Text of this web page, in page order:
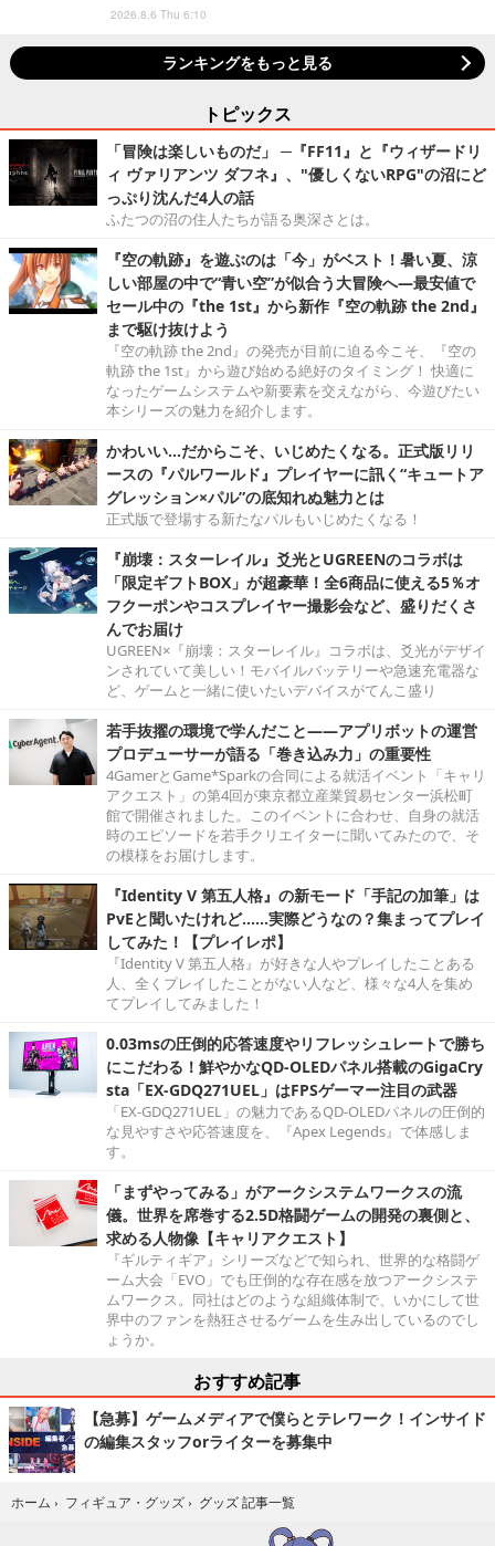
2026.8.6 Thu 6:10
ランキングをもっと見る
トピックス
「冒険は楽しいものだ」 ─『FF11』と『ウィザードリ
ィ ヴァリアンツ ダフネ』、"優しくないRPG"の沼にど
っぷり沈んだ4人の話
ふたつの沼の住人たちが語る奥深さとは。
『空の軌跡』を遊ぶのは「今」がベスト！暑い夏、涼
しい部屋の中で“青い空”が似合う大冒険へ―最安値で
セール中の『the 1st』から新作『空の軌跡 the 2nd』
まで駆け抜けよう
『空の軌跡 the 2nd』の発売が目前に迫る今こそ、『空の
軌跡 the 1st』から遊び始める絶好のタイミング！ 快適に
なったゲームシステムや新要素を交えながら、今遊びたい
本シリーズの魅力を紹介します。
かわいい…だからこそ、いじめたくなる。正式版リリ
ースの『パルワールド』プレイヤーに訊く“キュートア
グレッション×パル”の底知れぬ魅力とは
正式版で登場する新たなパルもいじめたくなる！
『崩壊：スターレイル』爻光とUGREENのコラボは
「限定ギフトBOX」が超豪華！全6商品に使える5％オ
フクーポンやコスプレイヤー撮影会など、盛りだくさ
んでお届け
UGREEN×『崩壊：スターレイル』コラボは、爻光がデザイ
ンされていて美しい！モバイルバッテリーや急速充電器な
ど、ゲームと一緒に使いたいデバイスがてんこ盛り
若手抜擢の環境で学んだこと――アプリボットの運営
プロデューサーが語る「巻き込み力」の重要性
4GamerとGame*Sparkの合同による就活イベント「キャリ
アクエスト」の第4回が東京都立産業貿易センター浜松町
館で開催されました。このイベントに合わせ、自身の就活
時のエピソードを若手クリエイターに聞いてみたので、そ
の模様をお届けします。
『Identity V 第五人格』の新モード「手記の加筆」は
PvEと聞いたけれど……実際どうなの？集まってプレイ
してみた！【プレイレポ】
『Identity V 第五人格』が好きな人やプレイしたことある
人、全くプレイしたことがない人など、様々な4人を集め
てプレイしてみました！
0.03msの圧倒的応答速度やリフレッシュレートで勝ち
にこだわる！鮮やかなQD-OLEDパネル搭載のGigaCry
sta「EX-GDQ271UEL」はFPSゲーマー注目の武器
「EX-GDQ271UEL」の魅力であるQD-OLEDパネルの圧倒的
な見やすさや応答速度を、『Apex Legends』で体感しま
す。
「まずやってみる」がアークシステムワークスの流
儀。世界を席巻する2.5D格闘ゲームの開発の裏側と、
求める人物像【キャリアクエスト】
『ギルティギア』シリーズなどで知られ、世界的な格闘ゲ
ーム大会「EVO」でも圧倒的な存在感を放つアークシステ
ムワークス。同社はどのような組織体制で、いかにして世
界中のファンを熱狂させるゲームを生み出しているのでし
ょうか。
おすすめ記事
【急募】ゲームメディアで僕らとテレワーク！インサイド
の編集スタッフorライターを募集中
ホーム › フィギュア・グッズ › グッズ 記事一覧